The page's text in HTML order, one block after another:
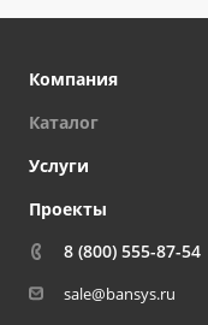
Компания
Каталог
Услуги
Проекты
8 (800) 555-87-54
sale@bansys.ru